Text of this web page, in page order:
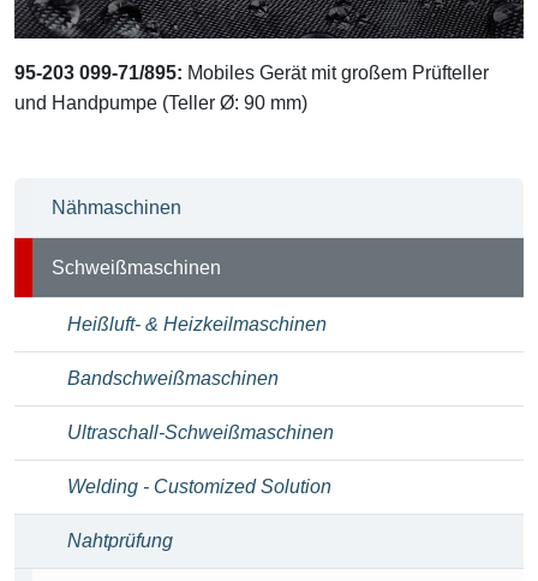
95-203 099-71/895: Mobiles Gerät mit großem Prüfteller
und Handpumpe (Teller Ø: 90 mm)
Nähmaschinen
Schweißmaschinen
Heißluft- & Heizkeilmaschinen
Bandschweißmaschinen
Ultraschall-Schweißmaschinen
Welding - Customized Solution
Nahtprüfung